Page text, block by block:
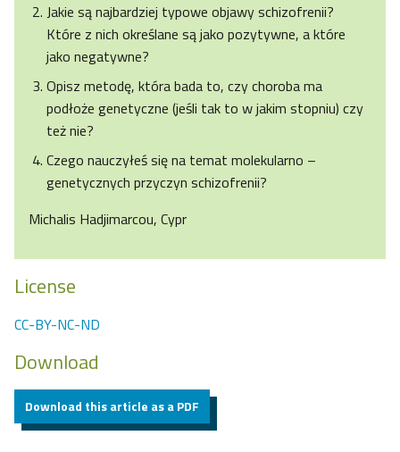
Jakie są najbardziej typowe objawy schizofrenii?
Które z nich określane są jako pozytywne, a które
jako negatywne?
Opisz metodę, która bada to, czy choroba ma
podłoże genetyczne (jeśli tak to w jakim stopniu) czy
też nie?
Czego nauczyłeś się na temat molekularno –
genetycznych przyczyn schizofrenii?
Michalis Hadjimarcou, Cypr
License
CC-BY-NC-ND
Download
Download this article as a PDF